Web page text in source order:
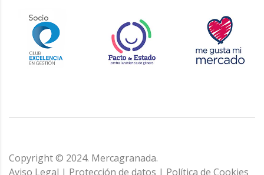
Copyright © 2024. Mercagranada.
Aviso Legal | Protección de datos | Política de Cookies